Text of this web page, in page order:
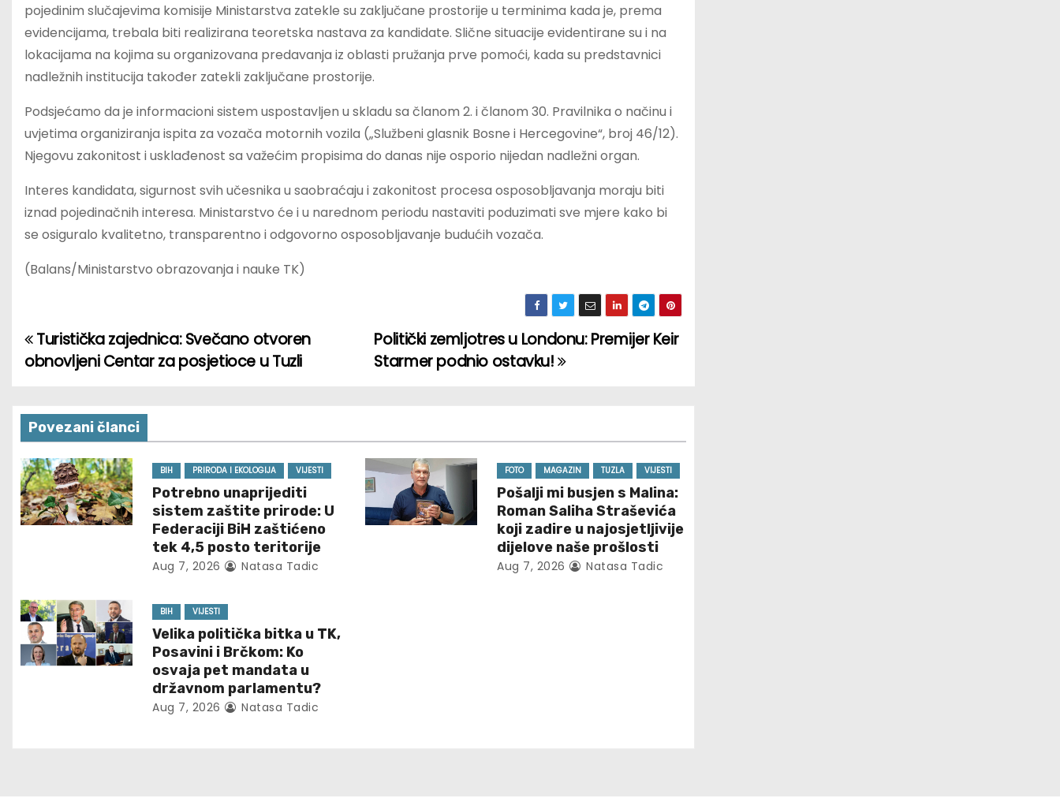
pojedinim slučajevima komisije Ministarstva zatekle su zaključane prostorije u terminima kada je, prema
evidencijama, trebala biti realizirana teoretska nastava za kandidate. Slične situacije evidentirane su i na
lokacijama na kojima su organizovana predavanja iz oblasti pružanja prve pomoći, kada su predstavnici
nadležnih institucija također zatekli zaključane prostorije.
Podsjećamo da je informacioni sistem uspostavljen u skladu sa članom 2. i članom 30. Pravilnika o načinu i
uvjetima organiziranja ispita za vozača motornih vozila („Službeni glasnik Bosne i Hercegovine“, broj 46/12).
Njegovu zakonitost i usklađenost sa važećim propisima do danas nije osporio nijedan nadležni organ.
Interes kandidata, sigurnost svih učesnika u saobraćaju i zakonitost procesa osposobljavanja moraju biti
iznad pojedinačnih interesa. Ministarstvo će i u narednom periodu nastaviti poduzimati sve mjere kako bi
se osiguralo kvalitetno, transparentno i odgovorno osposobljavanje budućih vozača.
(Balans/Ministarstvo obrazovanja i nauke TK)
P
s
t
n
a
g
a
t
Politički zemljotres u Londonu: Premijer Keir
Starmer podnio ostavku!
Turistička zajednica: Svečano otvoren
obnovljeni Centar za posjetioce u Tuzli
Povezani članci
BIH PRIRODA I EKOLOGIJA VIJESTI
Potrebno unaprijediti
sistem zaštite prirode: U
Federaciji BiH zaštićeno
tek 4,5 posto teritorije
Aug 7, 2026 Natasa Tadic
FOTO MAGAZIN TUZLA VIJESTI
Pošalji mi busjen s Malina:
Roman Saliha Straševića
koji zadire u najosjetljivije
dijelove naše prošlosti
Aug 7, 2026 Natasa Tadic
BIH VIJESTI
Velika politička bitka u TK,
Posavini i Brčkom: Ko
osvaja pet mandata u
državnom parlamentu?
Aug 7, 2026 Natasa Tadic